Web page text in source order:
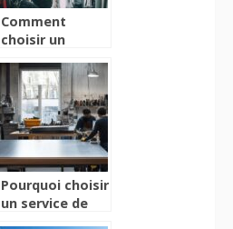
Comment
choisir un
une recherche
de fuite à
Vannes ?
Pourquoi choisir
un service de